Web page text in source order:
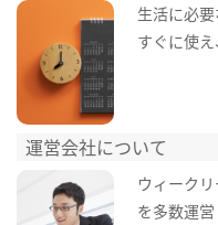
生活に必
すぐに使
運営会社について
ウィーク
を多数運営